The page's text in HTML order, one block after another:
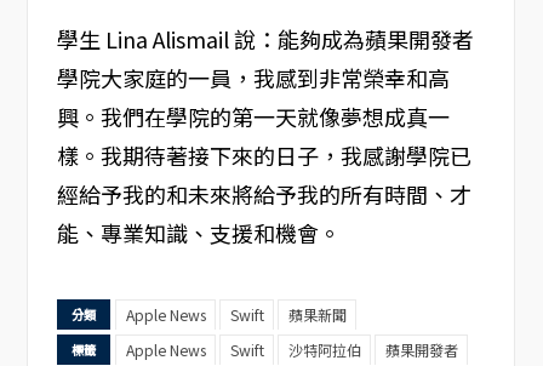
學生 Lina Alismail 說：能夠成為蘋果開發者
學院大家庭的一員，我感到非常榮幸和高
興。我們在學院的第一天就像夢想成真一
樣。我期待著接下來的日子，我感謝學院已
經給予我的和未來將給予我的所有時間、才
能、專業知識、支援和機會。
分類 Apple News Swift 蘋果新聞
標籤 Apple News Swift 沙特阿拉伯 蘋果開發者